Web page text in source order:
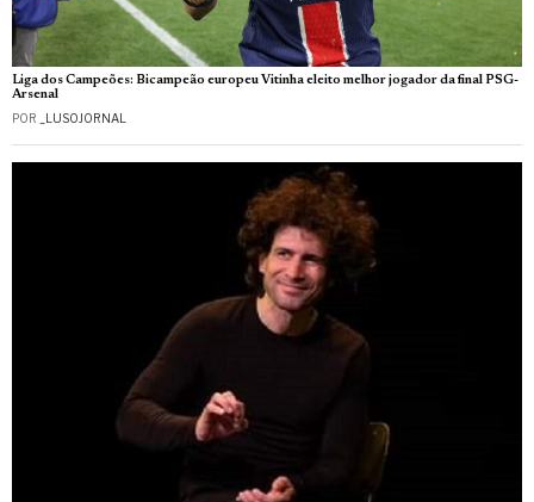
Liga dos Campeões: Bicampeão europeu Vitinha eleito melhor jogador da final PSG-
Arsenal
POR _LUSOJORNAL